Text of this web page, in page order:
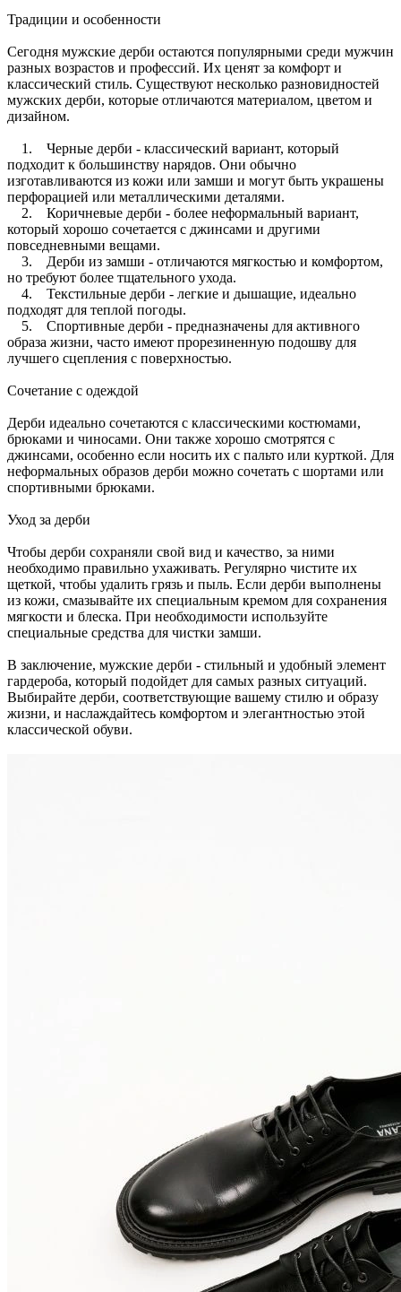
Традиции и особенности
Сегодня мужские дерби остаются популярными среди мужчин
разных возрастов и профессий. Их ценят за комфорт и
классический стиль. Существуют несколько разновидностей
мужских дерби, которые отличаются материалом, цветом и
дизайном.
1. Черные дерби - классический вариант, который
подходит к большинству нарядов. Они обычно
изготавливаются из кожи или замши и могут быть украшены
перфорацией или металлическими деталями.
2. Коричневые дерби - более неформальный вариант,
который хорошо сочетается с джинсами и другими
повседневными вещами.
3. Дерби из замши - отличаются мягкостью и комфортом,
но требуют более тщательного ухода.
4. Текстильные дерби - легкие и дышащие, идеально
подходят для теплой погоды.
5. Спортивные дерби - предназначены для активного
образа жизни, часто имеют прорезиненную подошву для
лучшего сцепления с поверхностью.
Сочетание с одеждой
Дерби идеально сочетаются с классическими костюмами,
брюками и чиносами. Они также хорошо смотрятся с
джинсами, особенно если носить их с пальто или курткой. Для
неформальных образов дерби можно сочетать с шортами или
спортивными брюками.
Уход за дерби
Чтобы дерби сохраняли свой вид и качество, за ними
необходимо правильно ухаживать. Регулярно чистите их
щеткой, чтобы удалить грязь и пыль. Если дерби выполнены
из кожи, смазывайте их специальным кремом для сохранения
мягкости и блеска. При необходимости используйте
специальные средства для чистки замши.
В заключение, мужские дерби - стильный и удобный элемент
гардероба, который подойдет для самых разных ситуаций.
Выбирайте дерби, соответствующие вашему стилю и образу
жизни, и наслаждайтесь комфортом и элегантностью этой
классической обуви.